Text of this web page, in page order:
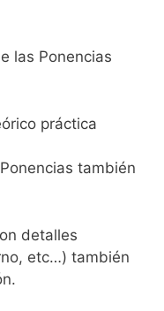
las Ponencias
práctica
también
detalles
etc…) también